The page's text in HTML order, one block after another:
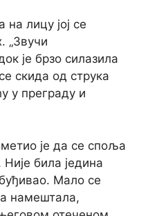
на лицу јој се
„Звучи
је брзо силазила
скида од струка
у преграду и
је да се споља
била једина
Мало се
намештала,